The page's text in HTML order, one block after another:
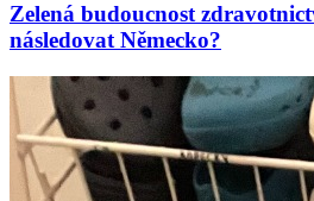
Zelená budoucnost
následovat Německo?